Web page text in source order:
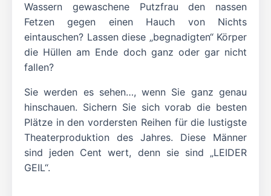
Wassern gewaschene Putzfrau den nassen
Fetzen gegen einen Hauch von Nichts
eintauschen? Lassen diese „begnadigten“ Körper
die Hüllen am Ende doch ganz oder gar nicht
fallen?
Sie werden es sehen…, wenn Sie ganz genau
hinschauen. Sichern Sie sich vorab die besten
Plätze in den vordersten Reihen für die lustigste
Theaterproduktion des Jahres. Diese Männer
sind jeden Cent wert, denn sie sind „LEIDER
GEIL“.